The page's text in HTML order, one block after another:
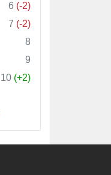
6 (-2)
7 (-2)
8
9
10 (+2)